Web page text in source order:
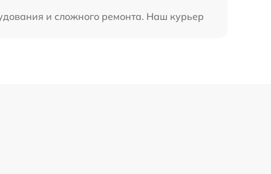
и сложного ремонта. Наш курьер